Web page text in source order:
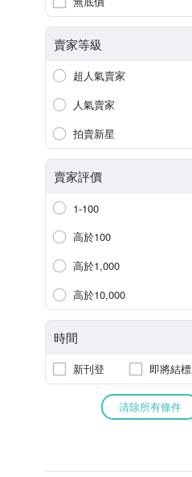
賣家等級
超人氣賣家
人氣賣家
拍賣新星
賣家評價
1-100
高於100
高於1,000
高於10,000
時間
新刊登 即將結標
清除所有條件